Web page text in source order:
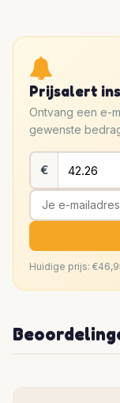
Prijsalert
Ontvang een e-
gewenste
€
Huidige prijs: